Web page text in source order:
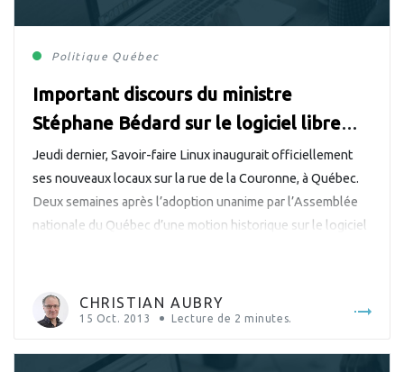
Politique Québec
Important discours du ministre
Stéphane Bédard sur le logiciel libre
chez Savoir-faire Linux à Québec
Jeudi dernier, Savoir-faire Linux inaugurait officiellement
ses nouveaux locaux sur la rue de la Couronne, à Québec.
Deux semaines après l’adoption unanime par l’Assemblée
nationale du Québec d’une motion historique sur le logiciel
saisissait l’occasion pour préciser publiquement sa pensée
sur cette question…
CHRISTIAN AUBRY
15 Oct. 2013 Lecture de 2 minutes.